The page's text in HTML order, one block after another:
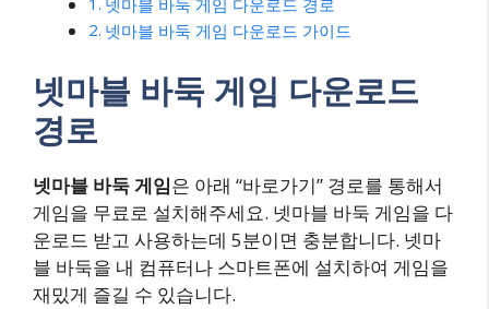
넷마블 바둑 게임 다운로드 가이드
넷마블 바둑 게임 다운로드
경로
넷마블 바둑 게임은 아래 “바로가기” 경로를 통해서
게임을 무료로 설치해주세요. 넷마블 바둑 게임을 다
운로드 받고 사용하는데 5분이면 충분합니다. 넷마
블 바둑을 내 컴퓨터나 스마트폰에 설치하여 게임을
재밌게 즐길 수 있습니다.